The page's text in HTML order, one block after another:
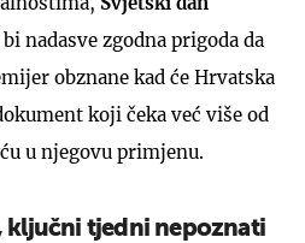
nadasve zgodna prigoda da
obznane kad će Hrvatska
koji čeka već više od
u njegovu primjenu.
ključni tjedni nepoznati